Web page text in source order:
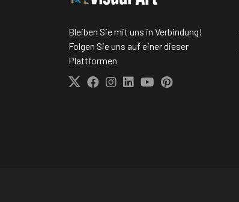
Bleiben Sie mit uns in Verbindung!
Folgen Sie uns auf einer dieser
Plattformen